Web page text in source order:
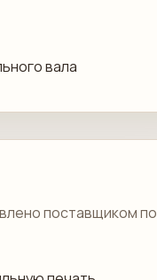
вала
поставщиком по